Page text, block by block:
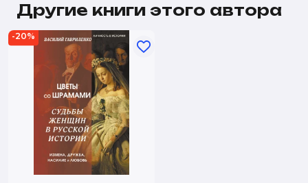
Другие книги этого автора
-20%